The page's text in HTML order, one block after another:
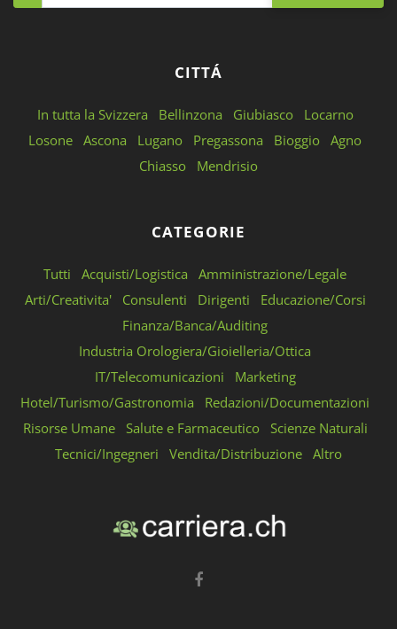
CITTÁ
In tutta la Svizzera Bellinzona Giubiasco
Locarno
Losone Ascona Lugano Pregassona Bioggio Agno
Chiasso
Mendrisio
CATEGORIE
Tutti Acquisti/Logistica
Amministrazione/Legale
Arti/Creativita'
Consulenti Dirigenti
Educazione/Corsi
Finanza/Banca/Auditing
Industria Orologiera/Gioielleria/Ottica
IT/Telecomunicazioni
Marketing
Hotel/Turismo/Gastronomia
Redazioni/Documentazioni
Risorse Umane
Salute e Farmaceutico
Scienze Naturali
Tecnici/Ingegneri
Vendita/Distribuzione Altro